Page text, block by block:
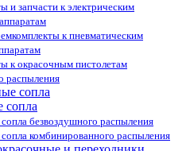
и запчасти к электрическим
к пневматическим
к окрасочным пистолетам
распыления
сопла
безвоздушного распыления
комбинированного распыления